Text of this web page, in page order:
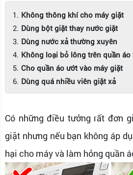
Không thông khí cho máy giặt
Dùng bột giặt thay nước giặt
Dùng nước xả thường xuyên
Không loại bỏ lông trên quần
Cho quần áo ướt vào máy giặt
Dùng quá nhiều viên giặt xả
Có những điều tưởng rất đơn
giặt nhưng nếu bạn không áp
hại cho máy và làm hỏng quần